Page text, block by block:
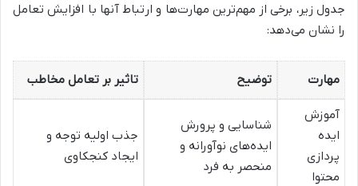
جدول زیر، برخی از مهم‌ترین مهارت‌ها و ارتباط آنها با افزایش تعامل
را نشان می‌دهد:
مهارت توضیح تاثیر بر تعامل مخاطب
آموزش
ایده
پردازی
محتوا
شناسایی و پرورش
ایده‌های نوآورانه و
منحصر به فرد
جذب اولیه توجه و
ایجاد کنجکاوی